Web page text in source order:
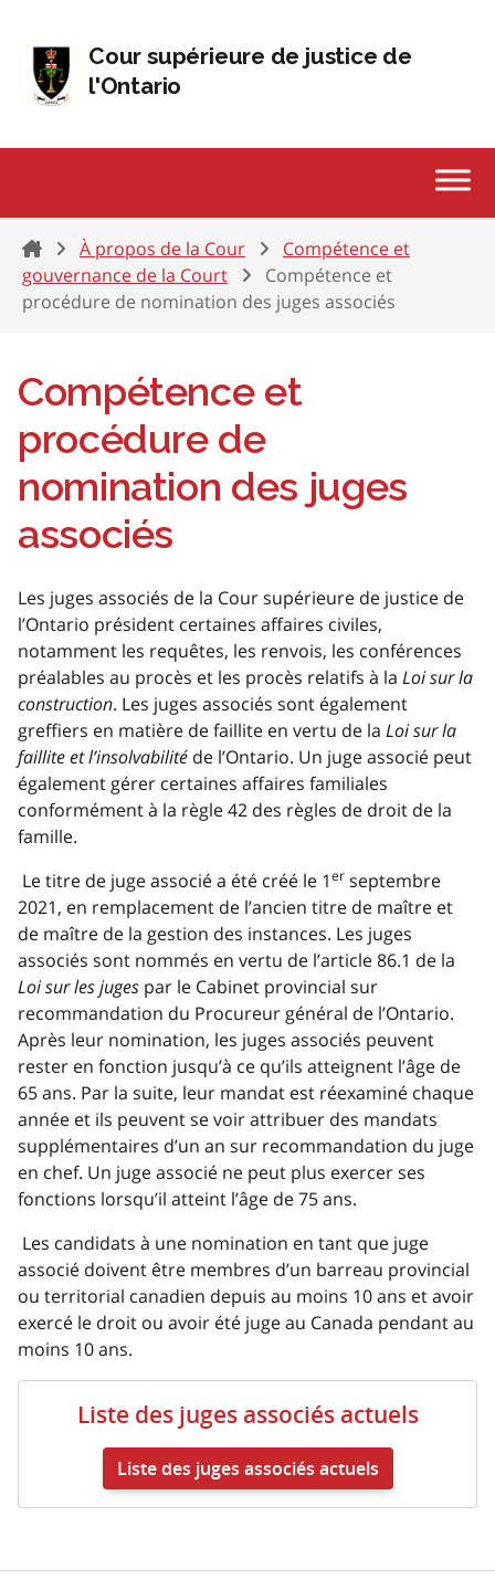
Cour supérieure de justice de
l'Ontario
HomeÀ propos de la Cour
Compétence et
gouvernance de la Court
Compétence et
procédure de nomination des juges associés
Compétence et
procédure de
nomination des juges
associés
Les juges associés de la Cour supérieure de justice de
l’Ontario président certaines affaires civiles,
notamment les requêtes, les renvois, les conférences
préalables au procès et les procès relatifs à la Loi sur la
construction. Les juges associés sont également
greffiers en matière de faillite en vertu de la Loi sur la
faillite et l’insolvabilité de l’Ontario. Un juge associé peut
également gérer certaines affaires familiales
conformément à la règle 42 des règles de droit de la
famille.
Le titre de juge associé a été créé le 1er septembre
2021, en remplacement de l’ancien titre de maître et
de maître de la gestion des instances. Les juges
associés sont nommés en vertu de l’article 86.1 de la
Loi sur les juges par le Cabinet provincial sur
recommandation du Procureur général de l’Ontario.
Après leur nomination, les juges associés peuvent
rester en fonction jusqu’à ce qu’ils atteignent l’âge de
65 ans. Par la suite, leur mandat est réexaminé chaque
année et ils peuvent se voir attribuer des mandats
supplémentaires d’un an sur recommandation du juge
en chef. Un juge associé ne peut plus exercer ses
fonctions lorsqu’il atteint l’âge de 75 ans.
Les candidats à une nomination en tant que juge
associé doivent être membres d’un barreau provincial
ou territorial canadien depuis au moins 10 ans et avoir
exercé le droit ou avoir été juge au Canada pendant au
moins 10 ans.
Liste des juges associés actuels
Liste des juges associés actuels